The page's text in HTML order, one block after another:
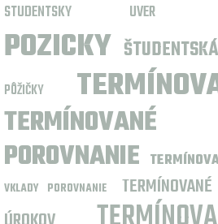
STUDENTSKY UVER
POZICKY
PÔŽIČKY
POROVNANIE
VKLADY POROVNANIE